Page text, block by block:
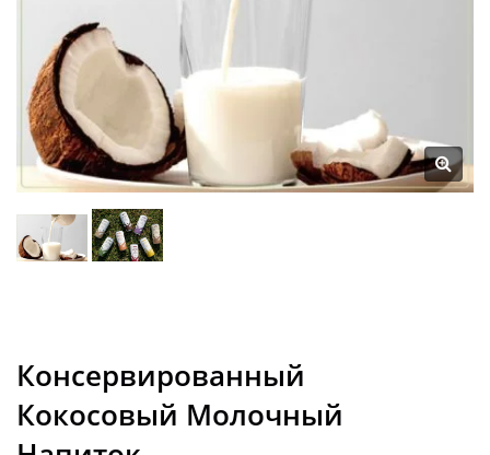
Консервированный
Кокосовый Молочный